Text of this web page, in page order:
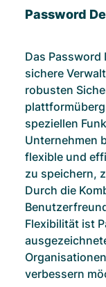
Password
Das Password
sichere
robusten
speziellen
Unternehmen
flexible und
zu speichern,
Durch die
Flexibilität ist
verbessern